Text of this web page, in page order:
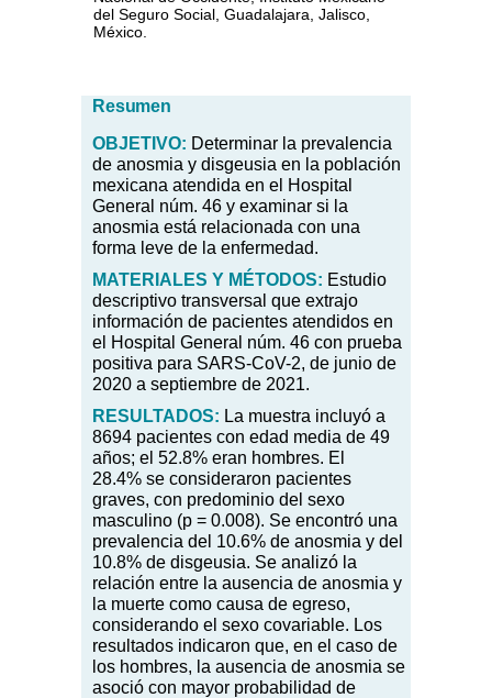
del Seguro Social, Guadalajara, Jalisco,
México.
Resumen
OBJETIVO: Determinar la prevalencia
de anosmia y disgeusia en la población
mexicana atendida en el Hospital
General núm. 46 y examinar si la
anosmia está relacionada con una
forma leve de la enfermedad.
MATERIALES Y MÉTODOS: Estudio
descriptivo transversal que extrajo
información de pacientes atendidos en
el Hospital General núm. 46 con prueba
positiva para SARS-CoV-2, de junio de
2020 a septiembre de 2021.
RESULTADOS: La muestra incluyó a
8694 pacientes con edad media de 49
años; el 52.8% eran hombres. El
28.4% se consideraron pacientes
graves, con predominio del sexo
masculino (p = 0.008). Se encontró una
prevalencia del 10.6% de anosmia y del
10.8% de disgeusia. Se analizó la
relación entre la ausencia de anosmia y
la muerte como causa de egreso,
considerando el sexo covariable. Los
resultados indicaron que, en el caso de
los hombres, la ausencia de anosmia se
asoció con mayor probabilidad de